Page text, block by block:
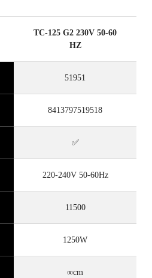
TC-125 G2 230V 50-60
HZ
51951
8413797519518
✅
220-240V 50-60Hz
11500
1250W
∞cm